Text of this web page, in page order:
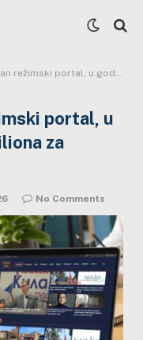
u godini kada daje 100 miliona za medije
portal, u
za
No Comments